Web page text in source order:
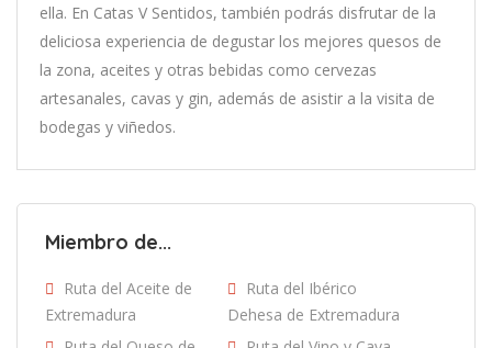
ella. En Catas V Sentidos, también podrás disfrutar de la
deliciosa experiencia de degustar los mejores quesos de
la zona, aceites y otras bebidas como cervezas
artesanales, cavas y gin, además de asistir a la visita de
bodegas y viñedos.
Miembro de...
Ruta del Aceite de
Extremadura
Ruta del Ibérico
Dehesa de Extremadura